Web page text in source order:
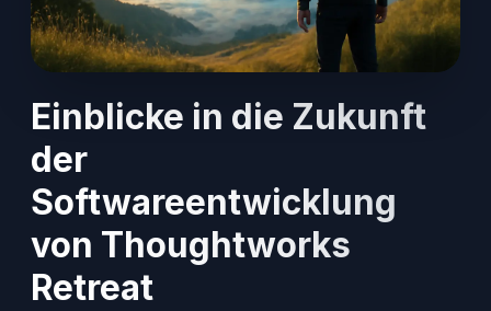
Einblicke in die Zukunft
der
Softwareentwicklung
von Thoughtworks
Retreat